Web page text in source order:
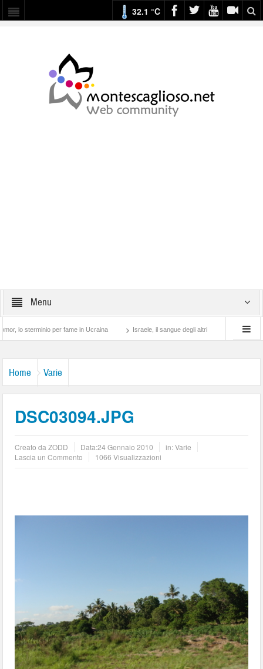
32.1 °C
Menu
per fame in Ucraina Israele, il sangue degli altri Lotta di classe… tra
Home Varie
DSC03094.JPG
Creato daZODD Data:24 Gennaio 2010 in:Varie
Lascia un Commento
1066 Visualizzazioni